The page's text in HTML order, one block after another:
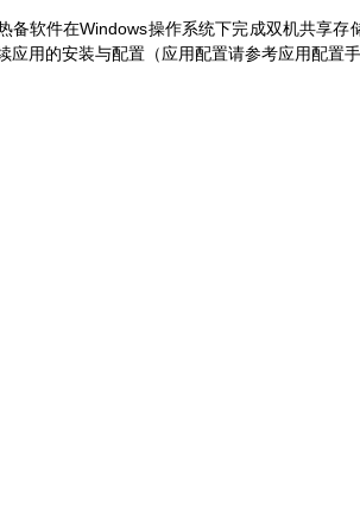
备软件在Windows操作系统下完成双机共享存
用的安装与配置（应用配置请参考应用配置手